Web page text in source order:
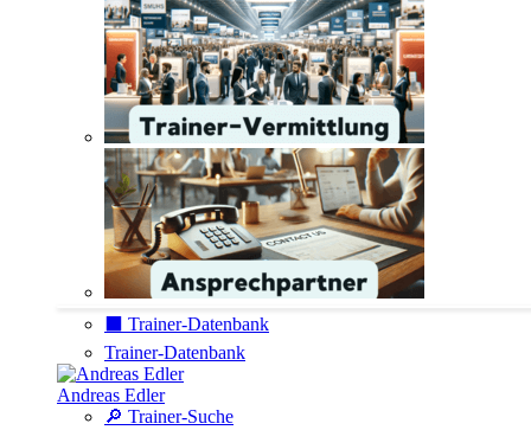
⬛️ Trainer-Datenbank
Trainer-Datenbank
Andreas Edler
🔎 Trainer-Suche